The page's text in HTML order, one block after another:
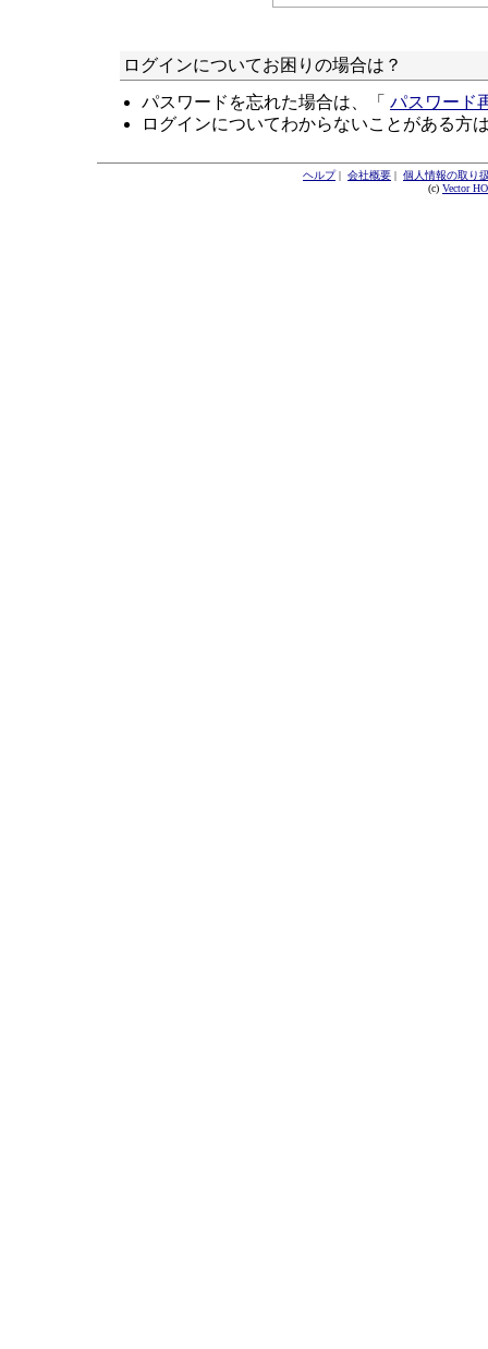
ログインについてお困りの場合は？
パスワードを忘れた場合は、「 パスワード
ログインについてわからないことがある方
ヘルプ| 会社概要 | 個人情報の取り
(c) Vector